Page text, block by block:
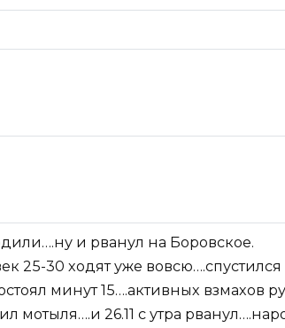
и рванул на Боровское.
25-30 ходят уже вовсю….спустился
минут 15….активных взмахов
мотыля….и 26.11 с утра